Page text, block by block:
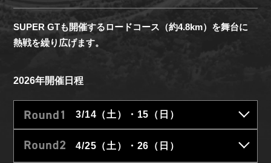
SUPER GTも開催するロードコース（約4.8km）を舞台に
熱戦を繰り広げます。
2026年開催日程
3/14（土）・15（日）
4/25（土）・26（日）